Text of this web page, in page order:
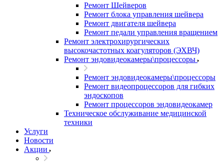
Ремонт Шейверов
Ремонт блока управления шейвера
Ремонт двигателя шейвера
Ремонт педали управления вращением
Ремонт электрохирургических
высокочастотных коагуляторов (ЭХВЧ)
Ремонт эндовидеокамеры\процессоры
Ремонт эндовидеокамеры\процессоры
Ремонт видеопроцессоров для гибких
эндоскопов
Ремонт процессоров эндовидеокамер
Техническое обслуживание медицинской
техники
Услуги
Новости
Акции